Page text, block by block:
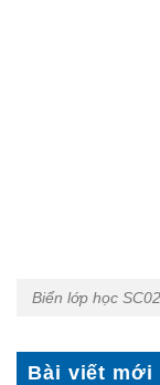
Biển lớp học
Bài viết mới